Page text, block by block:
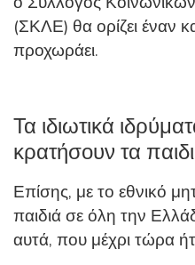
(ΣΚΛΕ) θα ορίζει έναν
προχωράει.
Τα ιδιωτικά
κρατήσουν τα
Επίσης, με το εθνικό
παιδιά σε όλη την
αυτά, που μέχρι τώρα